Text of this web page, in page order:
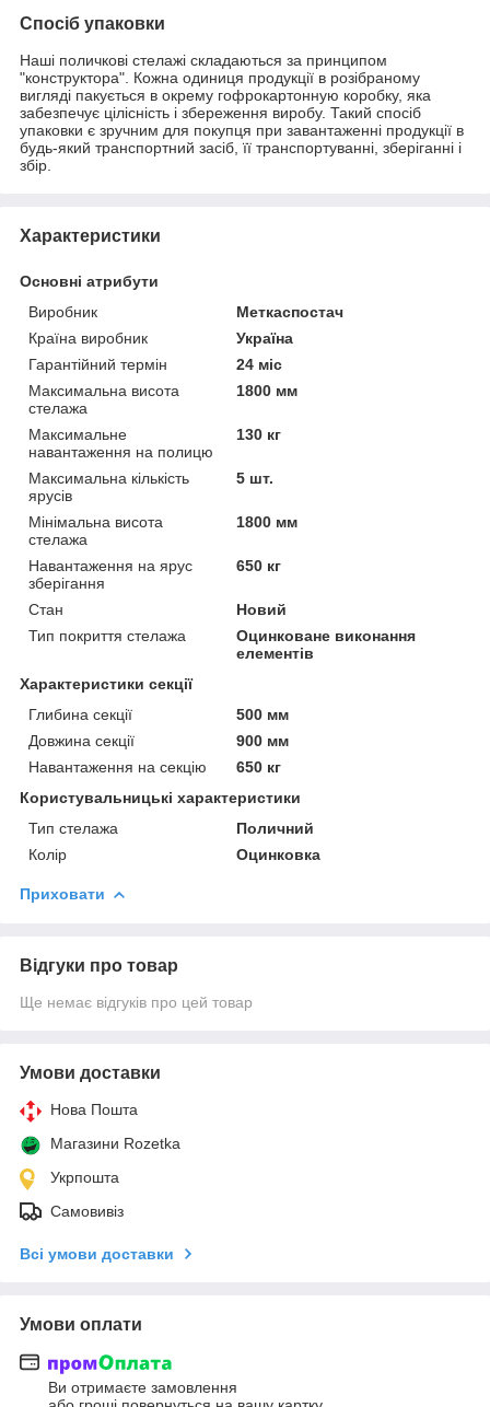
Спосіб упаковки
Наші поличкові стелажі складаються за принципом
"конструктора". Кожна одиниця продукції в розібраному
вигляді пакується в окрему гофрокартонную коробку, яка
забезпечує цілісність і збереження виробу. Такий спосіб
упаковки є зручним для покупця при завантаженні продукції в
будь-який транспортний засіб, її транспортуванні, зберіганні і
збір.
Характеристики
Основні атрибути
Виробник
Меткаспостач
Країна виробник
Україна
Гарантійний термін
24 міс
Максимальна висота
стелажа
1800 мм
Максимальне
навантаження на полицю
130 кг
Максимальна кількість
ярусів
5 шт.
Мінімальна висота
стелажа
1800 мм
Навантаження на ярус
зберігання
650 кг
Стан
Новий
Тип покриття стелажа
Оцинковане виконання
елементів
Характеристики секції
Глибина секції
500 мм
Довжина секції
900 мм
Навантаження на секцію
650 кг
Користувальницькі характеристики
Тип стелажа
Поличний
Колір
Оцинковка
Приховати
Відгуки про товар
Ще немає відгуків про цей товар
Умови доставки
Нова Пошта
Магазини Rozetka
Укрпошта
Самовивіз
Всі умови доставки
Умови оплати
Ви отримаєте замовлення